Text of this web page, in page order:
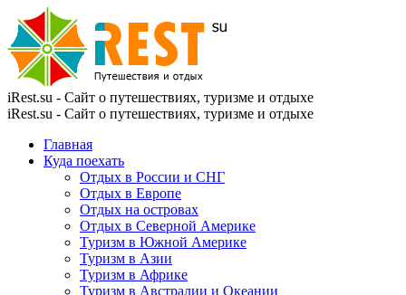
iRest.su - Сайт о путешествиях, туризме и отдыхе
iRest.su - Сайт о путешествиях, туризме и отдыхе
Главная
Куда поехать
Отдых в России и СНГ
Отдых в Европе
Отдых на островах
Отдых в Северной Америке
Туризм в Южной Америке
Туризм в Азии
Туризм в Африке
Туризм в Австралии и Океании